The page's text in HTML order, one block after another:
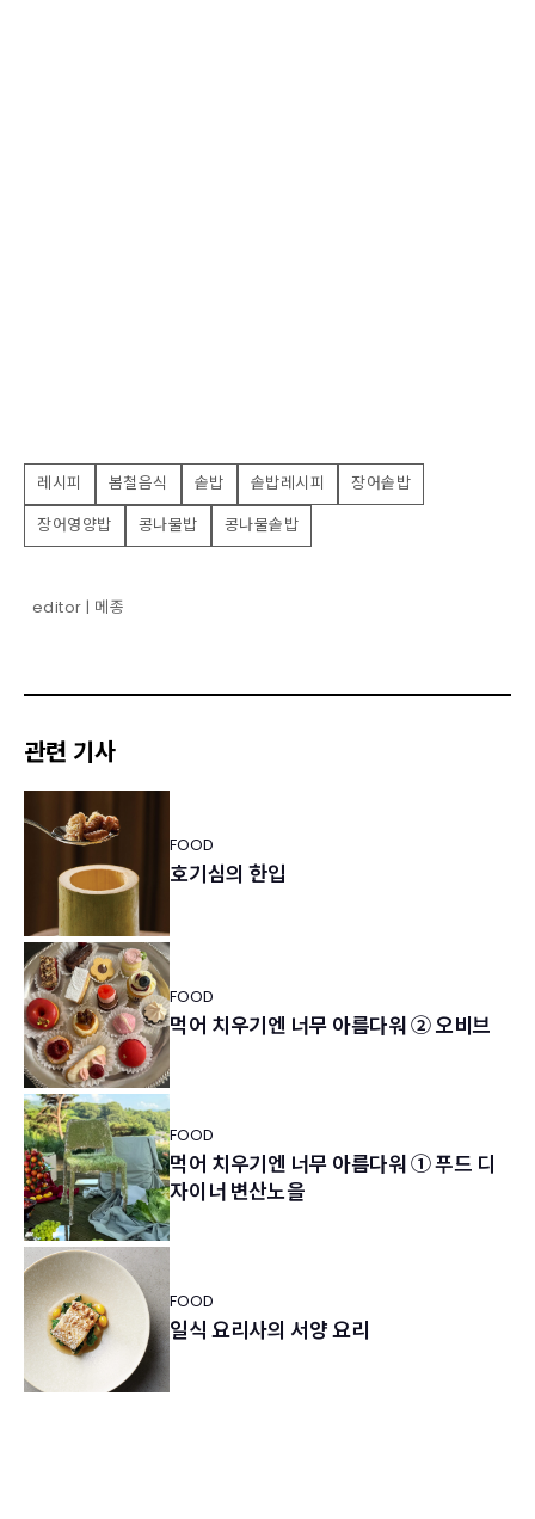
레시피 봄철음식 솥밥 솥밥레시피
장어솥밥
장어영양밥
콩나물밥 콩나물솥밥
editor | 메종
관련 기사
FOOD
호기심의 한입
FOOD
먹어 치우기엔 너무 아름다워 ② 오비브
FOOD
먹어 치우기엔 너무 아름다워 ① 푸드 디
자이너 변산노을
FOOD
일식 요리사의 서양 요리